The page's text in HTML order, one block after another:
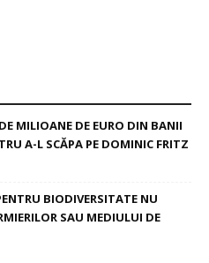
MILIOANE DE EURO DIN BANII
A-L SCĂPA PE DOMINIC FRITZ
BIODIVERSITATE NU
SAU MEDIULUI DE